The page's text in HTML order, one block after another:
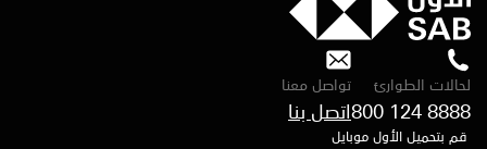
لحالات الطوارئ
800 124 8888
تواصل معنا
اتصل بنا
قم بتحميل الأول موبايل